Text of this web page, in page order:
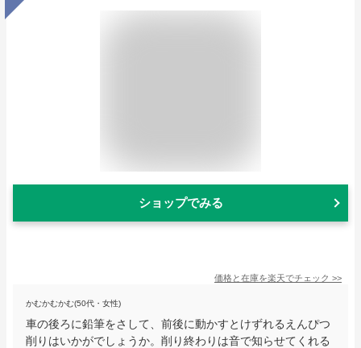
ショップでみる
価格と在庫を楽天でチェック >>
かむかむかむ(50代・女性)
車の後ろに鉛筆をさして、前後に動かすとけずれるえんぴつ
削りはいかがでしょうか。削り終わりは音で知らせてくれる